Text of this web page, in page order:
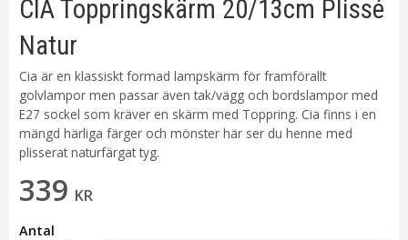
CIA Toppringskärm 20/13cm Plissé
Natur
Cia är en klassiskt formad lampskärm för framförallt
golvlampor men passar även tak/vägg och bordslampor med
E27 sockel som kräver en skärm med Toppring. Cia finns i en
mängd härliga färger och mönster här ser du henne med
plisserat naturfärgat tyg.
339 KR
Antal